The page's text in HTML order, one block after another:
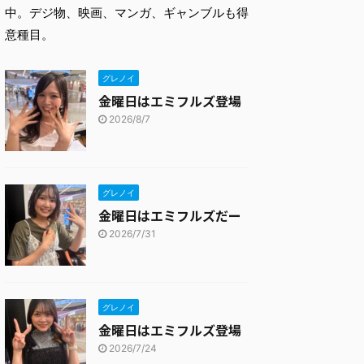
中。デジ物、映画、マンガ、ギャンブルも得
意種目。
グレノイ
金曜日はエミフルズ登場
2026/8/7
グレノイ
金曜日はエミフルズだー
2026/7/31
グレノイ
金曜日はエミフルズ登場
2026/7/24